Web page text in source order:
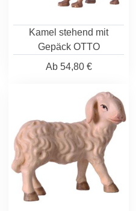
Kamel stehend mit
Gepäck OTTO
Ab54,80 €